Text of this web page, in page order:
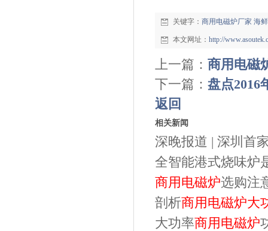
关键字： 商用电磁炉厂家 海
本文网址： http://
上一篇： 商用电磁
下一篇： 盘点2016
返回
相关新闻
深晚报道 | 深圳首
全智能港式烧味炉
商用电磁炉选购注
剖析商用电磁炉大
大功率商用电磁炉